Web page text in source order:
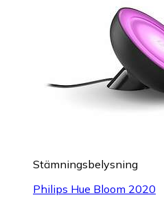
Stämningsbelysning
Philips Hue Bloom 2020